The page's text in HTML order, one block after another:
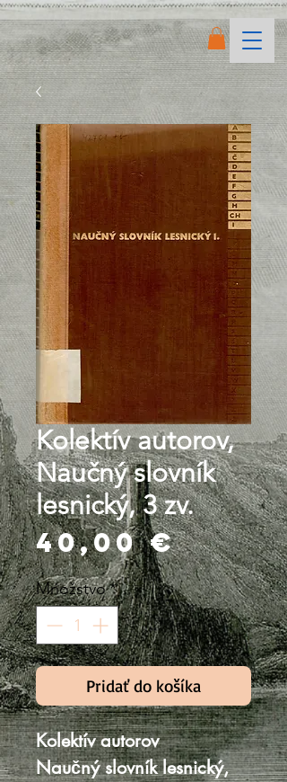
Kolektív autorov,
Naučný slovník
lesnický, 3 zv.
40,00 €Price
Množstvo*
Pridať do košíka
Kolektív autorov
Naučný slovník lesnický,